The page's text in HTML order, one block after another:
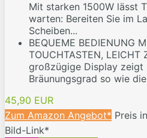
Mit starken 1500W lässt
warten: Bereiten Sie im
Scheiben...
BEQUEME BEDIENUNG
TOUCHTASTEN, LEICHT
großzügige Display zeigt
Bräunungsgrad so wie
45,90 EUR
Zum Amazon Angebot* Preis
Bild-Link*